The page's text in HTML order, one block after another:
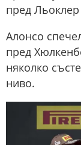
пред
Алонсо
пред
няколко
ниво.